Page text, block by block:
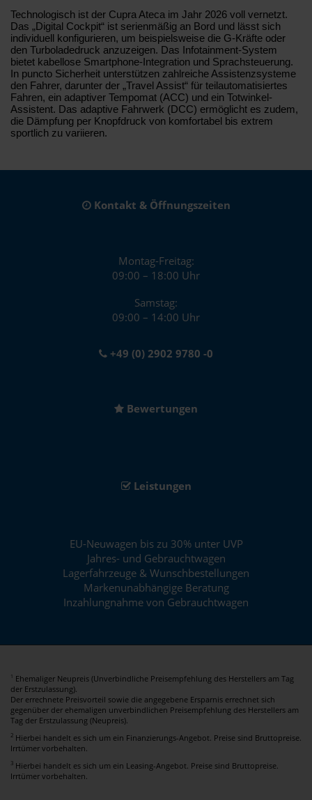
Technologisch ist der Cupra Ateca im Jahr 2026 voll vernetzt.
Das „Digital Cockpit“ ist serienmäßig an Bord und lässt sich
individuell konfigurieren, um beispielsweise die G-Kräfte oder
den Turboladedruck anzuzeigen. Das Infotainment-System
bietet kabellose Smartphone-Integration und Sprachsteuerung.
In puncto Sicherheit unterstützen zahlreiche Assistenzsysteme
den Fahrer, darunter der „Travel Assist“ für teilautomatisiertes
Fahren, ein adaptiver Tempomat (ACC) und ein Totwinkel-
Assistent. Das adaptive Fahrwerk (DCC) ermöglicht es zudem,
die Dämpfung per Knopfdruck von komfortabel bis extrem
sportlich zu variieren.
Kontakt & Öffnungszeiten
Montag-Freitag:
09:00 – 18:00 Uhr
Samstag:
09:00 – 14:00 Uhr
+49 (0) 2902 9780 -0
Bewertungen
Leistungen
EU-Neuwagen bis zu 30% unter UVP
Jahres- und Gebrauchtwagen
Lagerfahrzeuge & Wunschbestellungen
Markenunabhängige Beratung
Inzahlungnahme von Gebrauchtwagen
1
Ehemaliger Neupreis (Unverbindliche Preisempfehlung des Herstellers am Tag
der Erstzulassung).
Der errechnete Preisvorteil sowie die angegebene Ersparnis errechnet sich
gegenüber der ehemaligen unverbindlichen Preisempfehlung des Herstellers am
Tag der Erstzulassung (Neupreis).
2 Hierbei handelt es sich um ein Finanzierungs-Angebot. Preise sind Bruttopreise.
Irrtümer vorbehalten.
3 Hierbei handelt es sich um ein Leasing-Angebot. Preise sind Bruttopreise.
Irrtümer vorbehalten.